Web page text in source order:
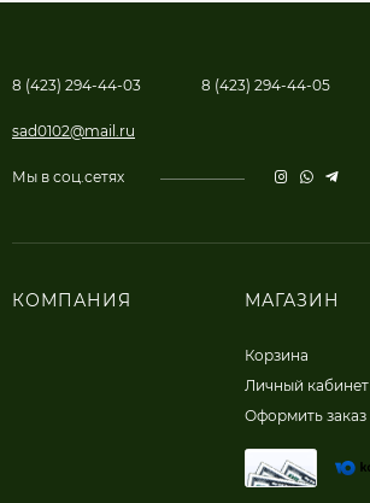
8 (423) 294-44-03 8 (423) 294-44-05
sad0102@mail.ru
Мы в соц.сетях
КОМПАНИЯ МАГАЗИН
Корзина
Личный кабинет
Оформить заказ